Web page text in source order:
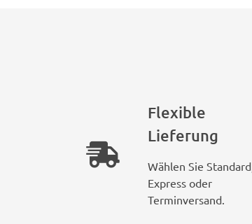
Flexible
Lieferung
Wählen Sie Standard,
Express oder
Terminversand.